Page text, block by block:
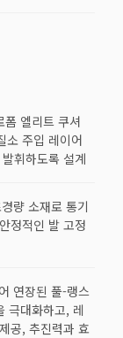
엘리트 쿠셔
소 주입 레이어
휘하도록 설계
량 소재로 통기
정적인 발 고정
연장된 풀-랭스
극대화하고, 레
공, 추진력과 효